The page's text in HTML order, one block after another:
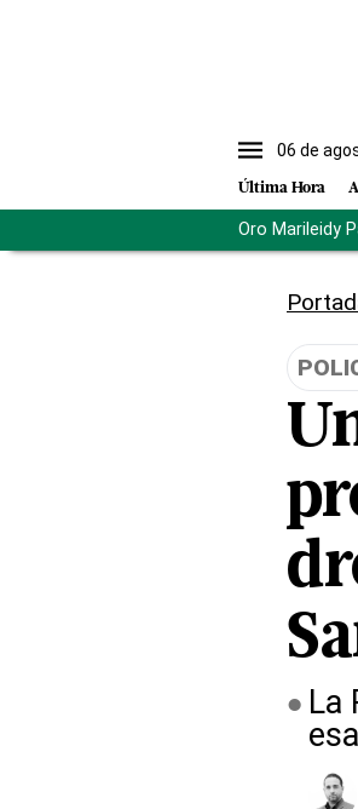
06 de
Última Hora
Oro Marileidy
La